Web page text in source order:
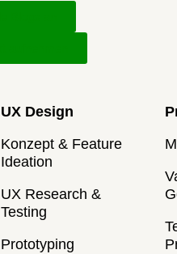
UX Design
Konzept & Feature
Ideation
UX Research &
Testing
Prototyping